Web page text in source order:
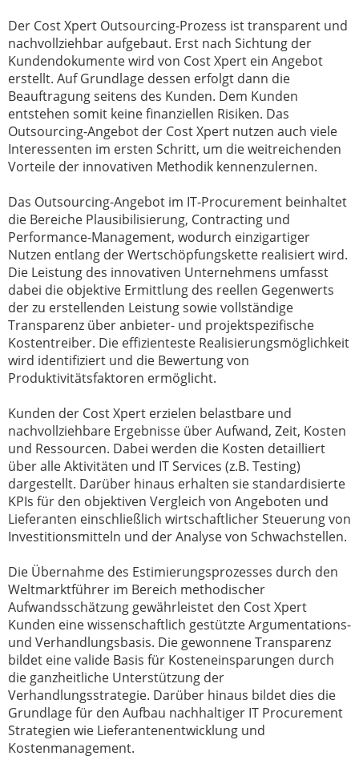
Der Cost Xpert Outsourcing-Prozess ist transparent und
nachvollziehbar aufgebaut. Erst nach Sichtung der
Kundendokumente wird von Cost Xpert ein Angebot
erstellt. Auf Grundlage dessen erfolgt dann die
Beauftragung seitens des Kunden. Dem Kunden
entstehen somit keine finanziellen Risiken. Das
Outsourcing-Angebot der Cost Xpert nutzen auch viele
Interessenten im ersten Schritt, um die weitreichenden
Vorteile der innovativen Methodik kennenzulernen.
Das Outsourcing-Angebot im IT-Procurement beinhaltet
die Bereiche Plausibilisierung, Contracting und
Performance-Management, wodurch einzigartiger
Nutzen entlang der Wertschöpfungskette realisiert wird.
Die Leistung des innovativen Unternehmens umfasst
dabei die objektive Ermittlung des reellen Gegenwerts
der zu erstellenden Leistung sowie vollständige
Transparenz über anbieter- und projektspezifische
Kostentreiber. Die effizienteste Realisierungsmöglichkeit
wird identifiziert und die Bewertung von
Produktivitätsfaktoren ermöglicht.
Kunden der Cost Xpert erzielen belastbare und
nachvollziehbare Ergebnisse über Aufwand, Zeit, Kosten
und Ressourcen. Dabei werden die Kosten detailliert
über alle Aktivitäten und IT Services (z.B. Testing)
dargestellt. Darüber hinaus erhalten sie standardisierte
KPIs für den objektiven Vergleich von Angeboten und
Lieferanten einschließlich wirtschaftlicher Steuerung von
Investitionsmitteln und der Analyse von Schwachstellen.
Die Übernahme des Estimierungsprozesses durch den
Weltmarktführer im Bereich methodischer
Aufwandsschätzung gewährleistet den Cost Xpert
Kunden eine wissenschaftlich gestützte Argumentations-
und Verhandlungsbasis. Die gewonnene Transparenz
bildet eine valide Basis für Kosteneinsparungen durch
die ganzheitliche Unterstützung der
Verhandlungsstrategie. Darüber hinaus bildet dies die
Grundlage für den Aufbau nachhaltiger IT Procurement
Strategien wie Lieferantenentwicklung und
Kostenmanagement.